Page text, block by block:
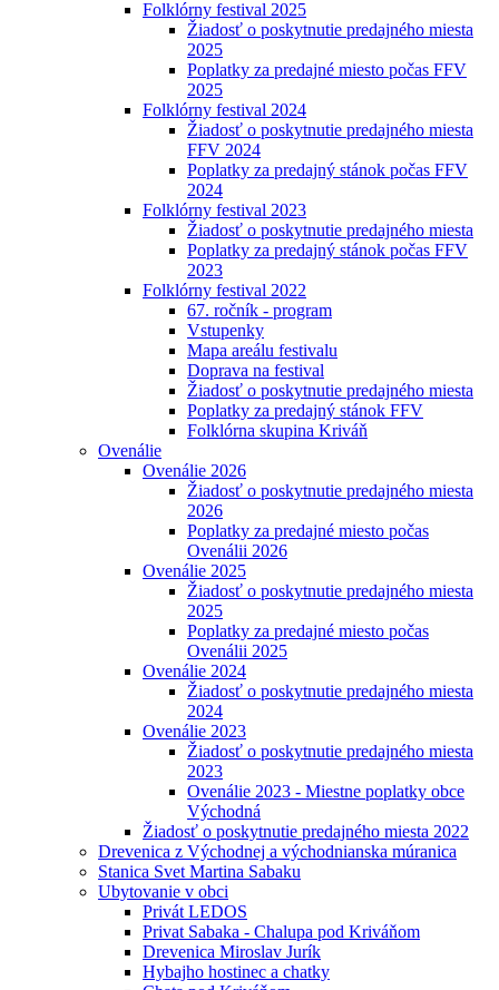
Folklórny festival 2025
Žiadosť o poskytnutie predajného miesta
2025
Poplatky za predajné miesto počas FFV
2025
Folklórny festival 2024
Žiadosť o poskytnutie predajného miesta
FFV 2024
Poplatky za predajný stánok počas FFV
2024
Folklórny festival 2023
Žiadosť o poskytnutie predajného miesta
Poplatky za predajný stánok počas FFV
2023
Folklórny festival 2022
67. ročník - program
Vstupenky
Mapa areálu festivalu
Doprava na festival
Žiadosť o poskytnutie predajného miesta
Poplatky za predajný stánok FFV
Folklórna skupina Kriváň
Ovenálie
Ovenálie 2026
Žiadosť o poskytnutie predajného miesta
2026
Poplatky za predajné miesto počas
Ovenálii 2026
Ovenálie 2025
Žiadosť o poskytnutie predajného miesta
2025
Poplatky za predajné miesto počas
Ovenálii 2025
Ovenálie 2024
Žiadosť o poskytnutie predajného miesta
2024
Ovenálie 2023
Žiadosť o poskytnutie predajného miesta
2023
Ovenálie 2023 - Miestne poplatky obce
Východná
Žiadosť o poskytnutie predajného miesta 2022
Drevenica z Východnej a východnianska múranica
Stanica Svet Martina Sabaku
Ubytovanie v obci
Privát LEDOS
Privat Sabaka - Chalupa pod Kriváňom
Drevenica Miroslav Jurík
Hybajho hostinec a chatky